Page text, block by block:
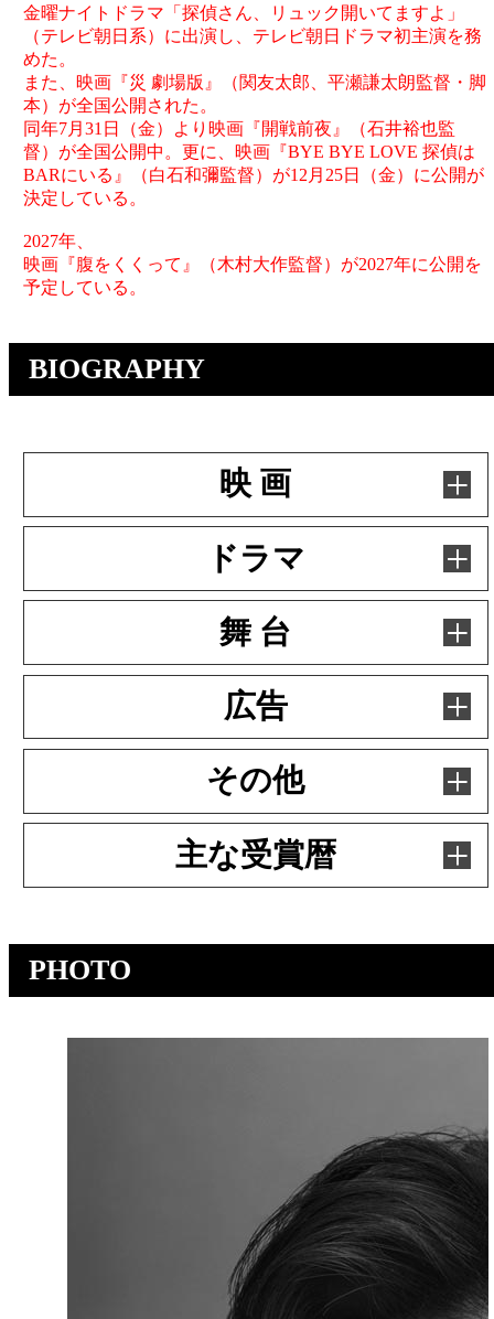
金曜ナイトドラマ「探偵さん、リュック開いてますよ」
（テレビ朝日系）に出演し、テレビ朝日ドラマ初主演を務
めた。
また、映画『災 劇場版』（関友太郎、平瀬謙太朗監督・脚
本）が全国公開された。
同年7月31日（金）より映画『開戦前夜』（石井裕也監
督）が全国公開中。更に、映画『BYE BYE LOVE 探偵は
BARにいる』（白石和彌監督）が12月25日（金）に公開が
決定している。
2027年、
映画『腹をくくって』（木村大作監督）が2027年に公開を
予定している。
BIOGRAPHY
映 画
ドラマ
舞 台
広告
その他
主な受賞暦
PHOTO